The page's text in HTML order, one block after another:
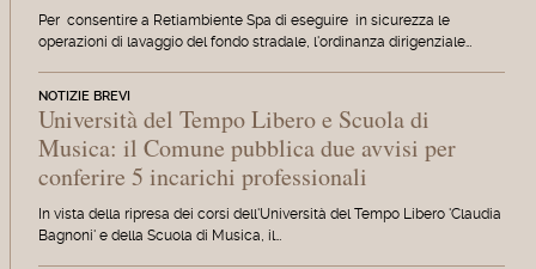
Per consentire a Retiambiente Spa di eseguire in sicurezza le
operazioni di lavaggio del fondo stradale, l'ordinanza dirigenziale…
NOTIZIE BREVI
Università del Tempo Libero e Scuola di
Musica: il Comune pubblica due avvisi per
conferire 5 incarichi professionali
In vista della ripresa dei corsi dell'Università del Tempo Libero 'Claudia
Bagnoni' e della Scuola di Musica, il…